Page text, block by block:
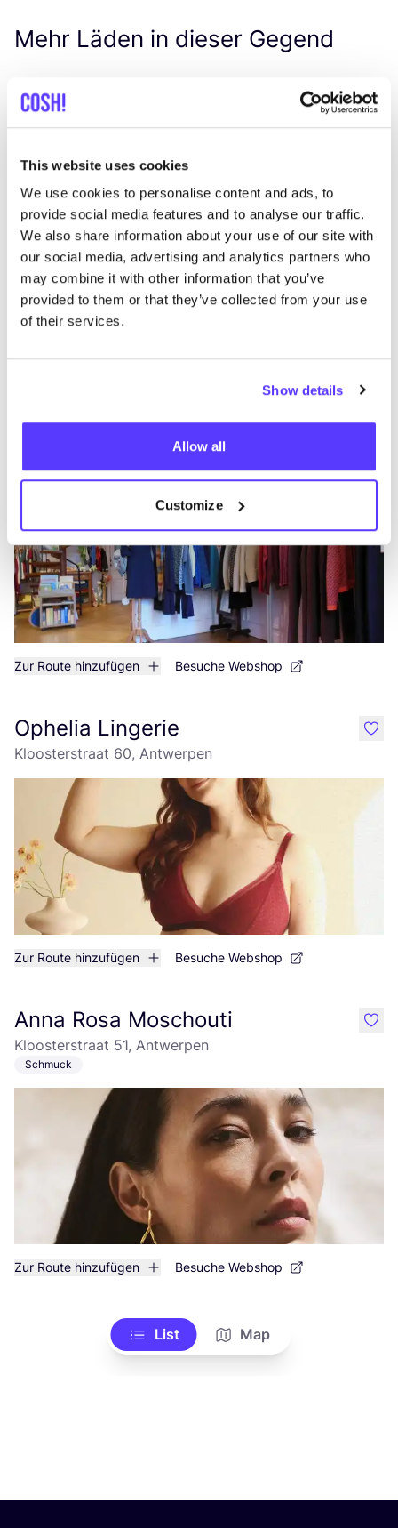
This website uses cookies
We use cookies to personalise content and ads, to
provide social media features and to analyse our traffic.
We also share information about your use of our site with
our social media, advertising and analytics partners who
may combine it with other information that you’ve
provided to them or that they’ve collected from your use
of their services.
Show details
Allow all
Customize
Mehr Läden in dieser Gegend
The Barn Antwerpen
Zur Route hinzufügen Besuche Webshop
Mandragora
Beeldhouwersstraat 46, Antwerpen
Zur Route hinzufügen Besuche Webshop
like
Ophelia Lingerie
Kloosterstraat 60, Antwerpen
Zur Route hinzufügen Besuche Webshop
like
Anna Rosa Moschouti
Kloosterstraat 51, Antwerpen
Schmuck
Zur Route hinzufügen Besuche Webshop
like
List Map